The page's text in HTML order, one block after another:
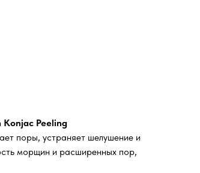
Konjac Peeling
поры, устраняет шелушение и
морщин и расширенных пор,